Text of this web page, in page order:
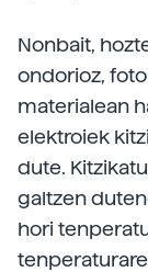
Nonbait,
ondorioz,
materialean
elektroiek
dute.
galtzen
hori